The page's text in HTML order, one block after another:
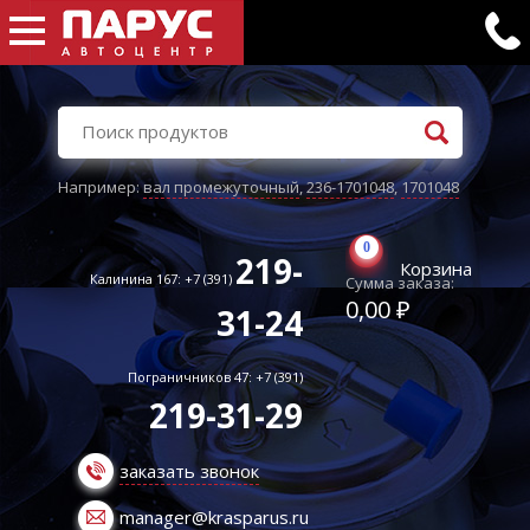
Например:вал промежуточный,236-1701048,1701048
Калинина 167: +7 (391) 219-
31-24
Пограничников 47: +7 (391)
219-31-29
заказать звонок
manager@krasparus.ru
0
Корзина
Сумма заказа:
0,00 ₽